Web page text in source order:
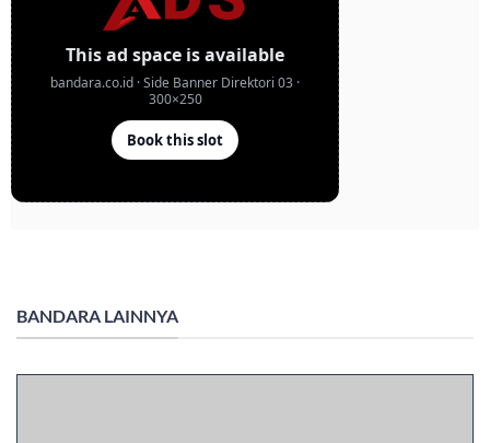
BANDARA LAINNYA